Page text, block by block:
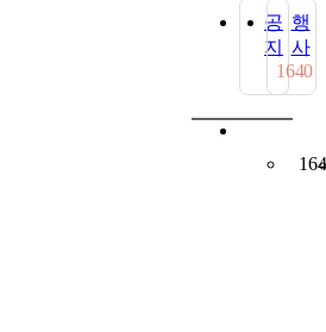
공
지
164
행
사
0
164